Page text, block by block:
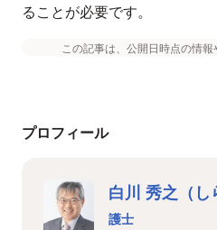
ることが必要です。
この記事は、公開日時点の情報
プロフィール
白川 秀之（し
護士